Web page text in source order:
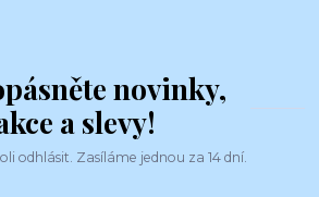
novinky,
a slevy!
odhlásit. Zasíláme jednou za 14 dní.